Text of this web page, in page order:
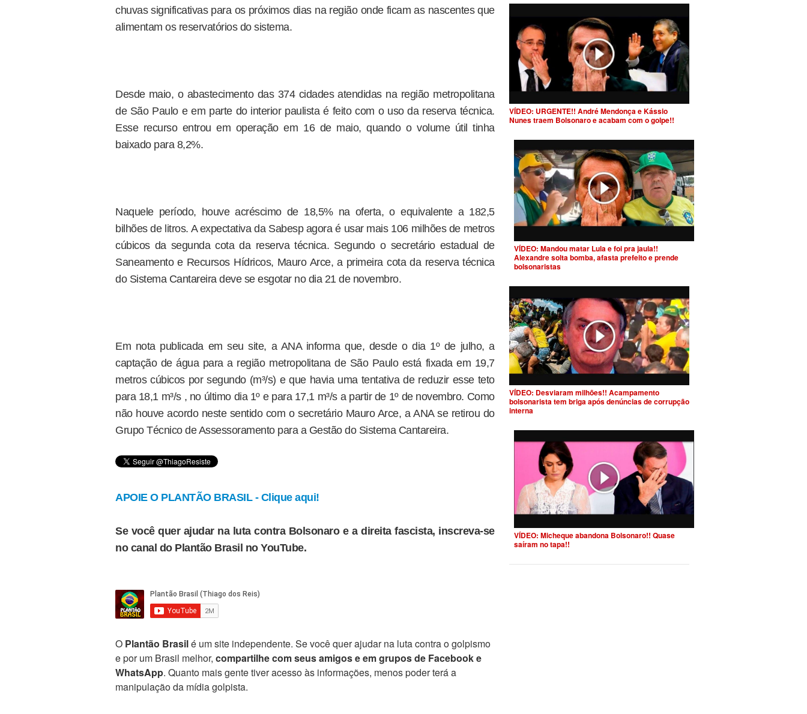
chuvas significativas para os próximos dias na região onde ficam as nascentes que
alimentam os reservatórios do sistema.
Desde maio, o abastecimento das 374 cidades atendidas na região metropolitana
de São Paulo e em parte do interior paulista é feito com o uso da reserva técnica.
Esse recurso entrou em operação em 16 de maio, quando o volume útil tinha
baixado para 8,2%.
Naquele período, houve acréscimo de 18,5% na oferta, o equivalente a 182,5
bilhões de litros. A expectativa da Sabesp agora é usar mais 106 milhões de metros
cúbicos da segunda cota da reserva técnica. Segundo o secretário estadual de
Saneamento e Recursos Hídricos, Mauro Arce, a primeira cota da reserva técnica
do Sistema Cantareira deve se esgotar no dia 21 de novembro.
Em nota publicada em seu site, a ANA informa que, desde o dia 1º de julho, a
captação de água para a região metropolitana de São Paulo está fixada em 19,7
metros cúbicos por segundo (m³/s) e que havia uma tentativa de reduzir esse teto
para 18,1 m³/s , no último dia 1º e para 17,1 m³/s a partir de 1º de novembro. Como
não houve acordo neste sentido com o secretário Mauro Arce, a ANA se retirou do
Grupo Técnico de Assessoramento para a Gestão do Sistema Cantareira.
APOIE O PLANTÃO BRASIL - Clique aqui!
Se você quer ajudar na luta contra Bolsonaro e a direita fascista, inscreva-se
no canal do Plantão Brasil no YouTube.
O Plantão Brasilé um site independente. Se você quer ajudar na luta contra o golpismo
e por um Brasil melhor, compartilhe com seus amigos e em grupos de Facebook e
WhatsApp. Quanto mais gente tiver acesso às informações, menos poder terá a
manipulação da mídia golpista.
VÍDEO: URGENTE!! André Mendonça e Kássio
Nunes traem Bolsonaro e acabam com o golpe!!
VÍDEO: Mandou matar Lula e foi pra jaula!!
Alexandre solta bomba, afasta prefeito e prende
bolsonaristas
VÍDEO: Desviaram milhões!! Acampamento
bolsonarista tem briga após denúncias de corrupção
interna
VÍDEO: Micheque abandona Bolsonaro!! Quase
saíram no tapa!!